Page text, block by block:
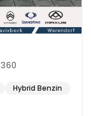
GT Hybrid 225 e-EAT8 AHK-abn. Navi 360
Hybrid Benzin